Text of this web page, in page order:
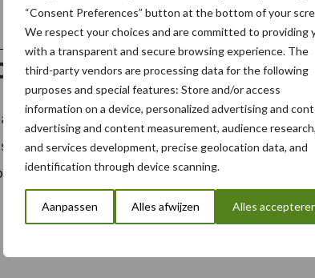
“Consent Preferences” button at the bottom of your
We respect your choices and are committed to providing
with a transparent and secure browsing experience. The
third-party vendors are processing data for the following
purposes and special features: Store and/or access
information on a device, personalized advertising and
advertising and content measurement, audience research,
and services development, precise geolocation data, and
identification through device scanning.
Aanpassen Alles afwijzen Alles
met Agriforest
editie van de Technische Kontakt
dealer van het Italiaanse merk Agriforest. Het
...Lees meer